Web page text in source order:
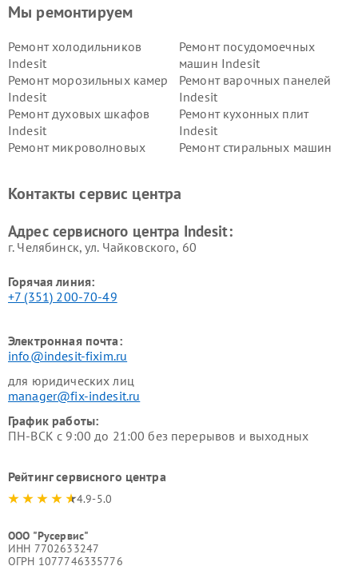
Мы ремонтируем
Ремонт холодильников
Indesit
Ремонт посудомоечных
машин Indesit
Ремонт морозильных камер
Indesit
Ремонт варочных панелей
Indesit
Ремонт духовых шкафов
Indesit
Ремонт кухонных плит
Indesit
Ремонт микроволновых
Ремонт стиральных машин
Indesit
Indesit
Контакты сервис центра
Адрес сервисного центра Indesit:
г. Челябинск, ул. Чайковского, 60
Горячая линия:
+7 (351) 200-70-49
Электронная почта:
info@indesit-fixim.ru
для юридических лиц
manager@fix-indesit.ru
График работы:
ПН-ВСК с 9:00 до 21:00 без перерывов и выходных
Рейтинг сервисного центра
4.9-5.0
ООО "Русервис"
ИНН 7702633247
ОГРН 1077746335776